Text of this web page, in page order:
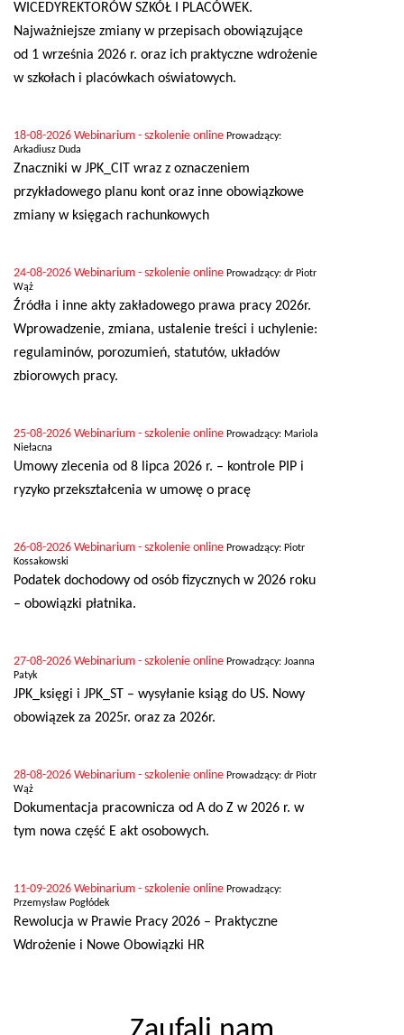
WICEDYREKTORÓW SZKÓŁ I PLACÓWEK.
Najważniejsze zmiany w przepisach obowiązujące
od 1 września 2026 r. oraz ich praktyczne wdrożenie
w szkołach i placówkach oświatowych.
18-08-2026 Webinarium - szkolenie online Prowadzący:
Arkadiusz Duda
Znaczniki w JPK_CIT wraz z oznaczeniem
przykładowego planu kont oraz inne obowiązkowe
zmiany w księgach rachunkowych
24-08-2026 Webinarium - szkolenie online Prowadzący: dr Piotr
Wąż
Źródła i inne akty zakładowego prawa pracy 2026r.
Wprowadzenie, zmiana, ustalenie treści i uchylenie:
regulaminów, porozumień, statutów, układów
zbiorowych pracy.
25-08-2026 Webinarium - szkolenie online Prowadzący: Mariola
Niełacna
Umowy zlecenia od 8 lipca 2026 r. – kontrole PIP i
ryzyko przekształcenia w umowę o pracę
26-08-2026 Webinarium - szkolenie online Prowadzący: Piotr
Kossakowski
Podatek dochodowy od osób fizycznych w 2026 roku
– obowiązki płatnika.
27-08-2026 Webinarium - szkolenie online Prowadzący: Joanna
Patyk
JPK_księgi i JPK_ST – wysyłanie ksiąg do US. Nowy
obowiązek za 2025r. oraz za 2026r.
28-08-2026 Webinarium - szkolenie online Prowadzący: dr Piotr
Wąż
Dokumentacja pracownicza od A do Z w 2026 r. w
tym nowa część E akt osobowych.
11-09-2026 Webinarium - szkolenie online Prowadzący:
Przemysław Pogłódek
Rewolucja w Prawie Pracy 2026 – Praktyczne
Wdrożenie i Nowe Obowiązki HR